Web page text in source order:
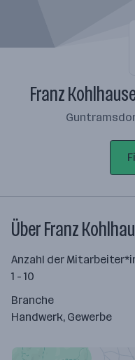
Franz
Über Franz
Anzahl der
1 - 10
Branche
Handwerk, Gewerbe